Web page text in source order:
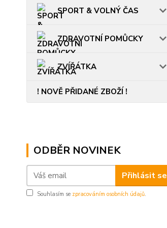
SPORT & VOLNÝ ČAS
ZDRAVOTNÍ POMŮCKY
ZVÍŘÁTKA
! NOVĚ PŘIDANÉ ZBOŽÍ !
ODBĚR NOVINEK
Přihlásit se
Souhlasím se zpracováním osobních údajů.